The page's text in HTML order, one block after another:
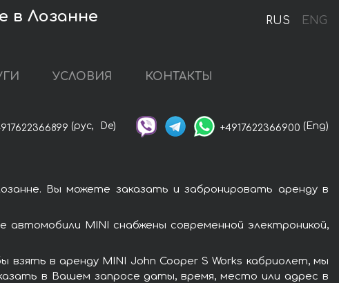
RUS ENG
в Лозанне
УСЛОВИЯ КОНТАКТЫ
(рус, De) +4917622366900 (Eng)
Вы можете заказать и забронировать аренду в
MINI снабжены современной электроникой,
в аренду MINI John Cooper S Works кабриолет, мы
в Вашем запросе даты, время, место или адрес в